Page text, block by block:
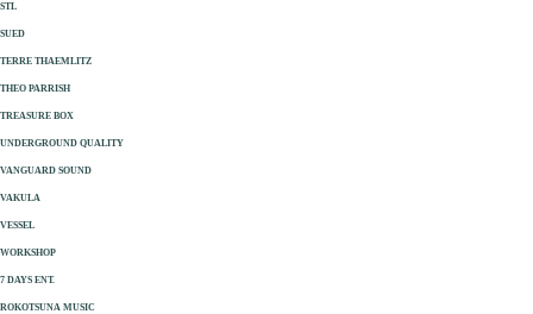
STL
SUED
TERRE THAEMLITZ
THEO PARRISH
TREASURE BOX
UNDERGROUND QUALITY
VANGUARD SOUND
VAKULA
VESSEL
WORKSHOP
7 DAYS ENT.
ROKOTSUNA MUSIC